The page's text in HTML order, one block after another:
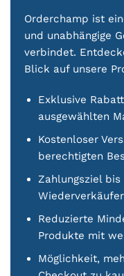
Orderchamp ist
und unabhängige
verbindet.
Blick auf unsere
Exklusive
ausgewählten
Kostenloser
berechtigten
Zahlungsziel
Wiederverkäufer
Reduzierte
Produkte mit
Möglichkeit,